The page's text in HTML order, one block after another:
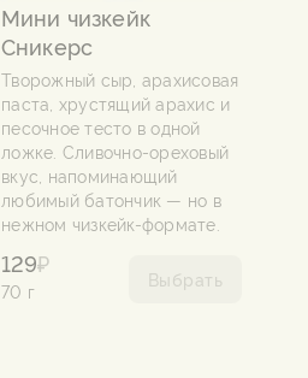
Мини чизкейк
Сникерс
Творожный сыр, арахисовая
паста, хрустящий арахис и
песочное тесто в одной
ложке. Сливочно-ореховый
вкус, напоминающий
любимый батончик — но в
нежном чизкейк-формате.
129₽
70 г
Выбрать